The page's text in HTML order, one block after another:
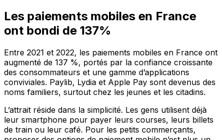
Les paiements mobiles en France
ont bondi de 137%
Entre 2021 et 2022, les paiements mobiles en France ont
augmenté de 137 %, portés par la confiance croissante
des consommateurs et une gamme d’applications
conviviales. Paylib, Lydia et Apple Pay sont devenus des
noms familiers, surtout chez les jeunes et les citadins.
L’attrait réside dans la simplicité. Les gens utilisent déjà
leur smartphone pour payer leurs courses, leurs billets
de train ou leur café. Pour les petits commerçants,